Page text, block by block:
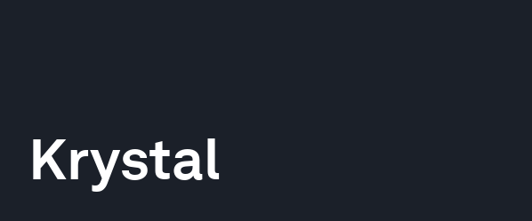
Krystal